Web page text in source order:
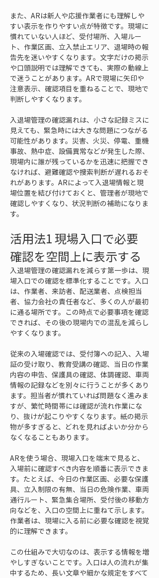
また、ARは新人や応援作業者にも理解しや
すい表示を作りやすい点が特徴です。現場に
慣れていない人ほど、受付場所、入場ルー
ト、作業区画、立入禁止エリア、退場時の報
告先を迷いやすくなります。文字だけの掲示
や口頭説明では理解できても、実際の動線上
で迷うことがあります。ARで現場に矢印や
注意表示、確認項目を重ねることで、現地で
判断しやすくなります。
入退場管理の確認漏れは、小さな記録ミスに
見えても、緊急時には大きな問題につながる
可能性があります。災害、火災、停電、重機
事故、熱中症、設備異常などが発生した際、
現場内に誰が残っているかを迅速に把握でき
なければ、避難確認や捜索判断が遅れるおそ
れがあります。ARによって入退場情報と現
場位置を結び付けておくと、管理者が現地で
確認しやすくなり、状況判断の補助になりま
す。
活用法1 現場入口で必要
確認を空間上に表示する
入退場管理の確認漏れを減らす第一歩は、現
場入口での確認を標準化することです。入口
は、作業者、来訪者、配送業者、点検担当
者、協力会社の責任者など、多くの人が最初
に通る場所です。この時点で必要事項を確認
できれば、その後の現場内での混乱を減らし
やすくなります。
従来の入場確認では、受付簿への記入、入場
証の受け取り、教育受講の確認、当日の作業
内容の申告、保護具の確認、体調確認、車両
情報の記録などを別々に行うことが多くあり
ます。担当者が慣れていれば問題なく進みま
すが、繁忙時間帯には確認が流れ作業にな
り、抜けが起こりやすくなります。紙の掲示
物が多すぎると、どれを見ればよいか分から
なくなることもあります。
ARを使う場合、現場入口を端末で見ると、
入場前に確認すべき内容を順番に表示できま
す。たとえば、今日の作業区画、必要な保護
具、立入制限の有無、当日の危険作業、車両
通行ルート、緊急集合場所、受付後の移動方
向などを、入口の空間上に重ねて示します。
作業者は、現場に入る前に必要な確認を視覚
的に理解できます。
この仕組みで大切なのは、表示する情報を増
やしすぎないことです。入口は人の流れが集
中するため、長い文章や細かな規定をすべて